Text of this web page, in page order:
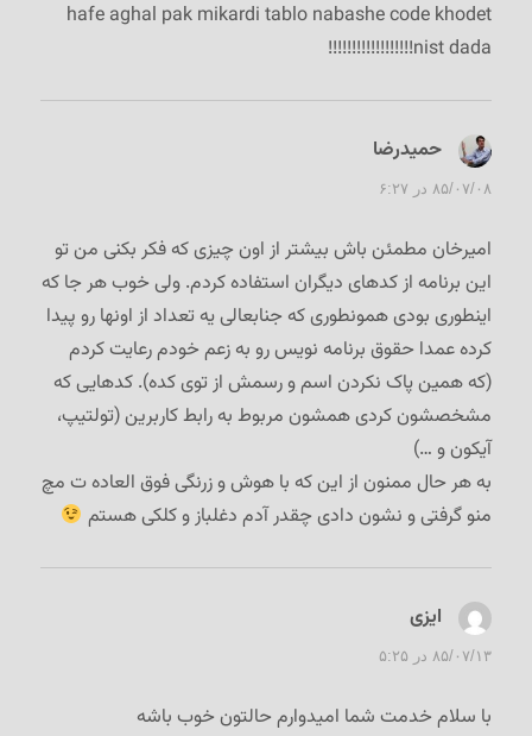
hafe aghal pak mikardi tablo nabashe code khodet
nist dada!!!!!!!!!!!!!!!!!!
حمیدرضا
۸۵/۰۷/۰۸ در ۶:۲۷
امیرخان مطمئن باش بیشتر از اون چیزی که فکر بکنی من تو
این برنامه از کدهای دیگران استفاده کردم. ولی خوب هر جا که
اینطوری بودی همونطوری که جنابعالی یه تعداد از اونها رو پیدا
کرده عمدا حقوق برنامه نویس رو به زعم خودم رعایت کردم
(که همین پاک نکردن اسم و رسمش از توی کده). کدهایی که
مشخصشون کردی همشون مربوط به رابط کاربرین (تولتیپ،
آیکون و …)
به هر حال ممنون از این که با هوش و زرنگی فوق العاده ت مچ
منو گرفتی و نشون دادی چقدر آدم دغلباز و کلکی هستم
ایزی
۸۵/۰۷/۱۳ در ۵:۲۵
با سلام خدمت شما امیدوارم حالتون خوب باشه